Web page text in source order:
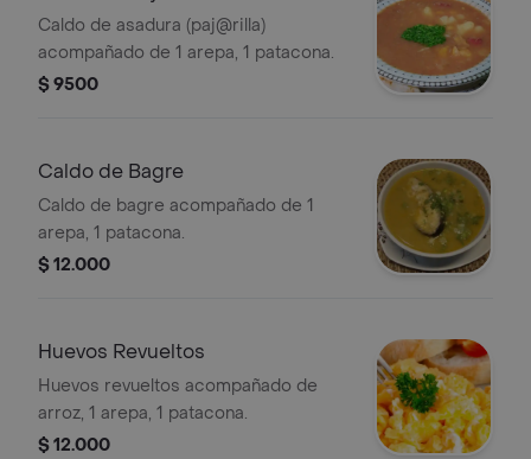
Caldo de asadura (paj@rilla)
acompañado de 1 arepa, 1 patacona.
$ 9500
Caldo de Bagre
Caldo de bagre acompañado de 1
arepa, 1 patacona.
$ 12.000
Huevos Revueltos
Huevos revueltos acompañado de
arroz, 1 arepa, 1 patacona.
$ 12.000